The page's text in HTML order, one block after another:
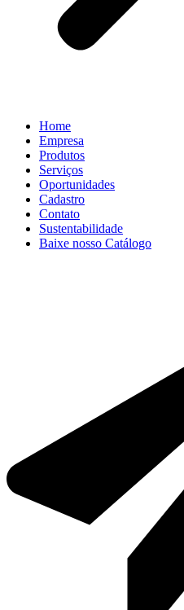
Home
Empresa
Produtos
Serviços
Oportunidades
Cadastro
Contato
Sustentabilidade
Baixe nosso Catálogo